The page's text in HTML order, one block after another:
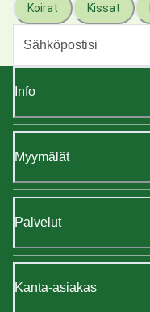
Koirat Kissat
Info
Myymälät
Palvelut
Kanta-asiakas